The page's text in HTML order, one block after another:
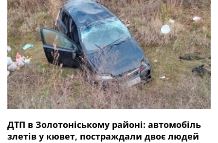
ДТП в Золотоніському районі: автомобіль
злетів у кювет, постраждали двоє людей